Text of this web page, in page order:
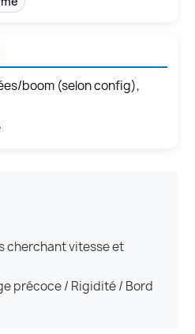
boom (selon config),
cherchant vitesse et
précoce / Rigidité / Bord